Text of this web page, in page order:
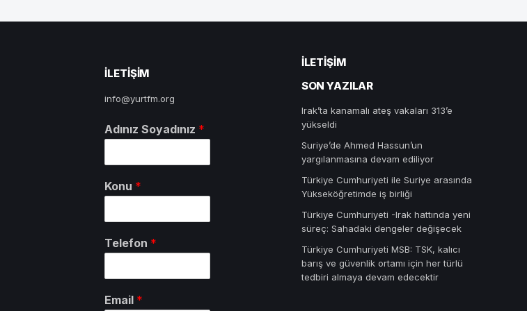
ILETIŞIM
info@yurtfm.org
Adınız Soyadınız *
Konu *
Telefon *
Email *
İLETIŞIM
SON YAZILAR
Irak’ta kanamalı ateş vakaları 313’e
yükseldi
Suriye’de Ahmed Hassun’un
yargılanmasına devam ediliyor
Türkiye Cumhuriyeti ile Suriye arasında
Yükseköğretimde iş birliği
Türkiye Cumhuriyeti -Irak hattında yeni
süreç: Sahadaki dengeler değişecek
Türkiye Cumhuriyeti MSB: TSK, kalıcı
barış ve güvenlik ortamı için her türlü
tedbiri almaya devam edecektir